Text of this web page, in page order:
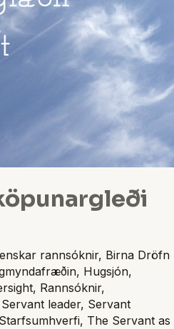
rannsóknir, Birna Dröfn
, Hugsjón,
, Rannsóknir,
Servant leader, Servant
Starfsumhverfi, The Servant as